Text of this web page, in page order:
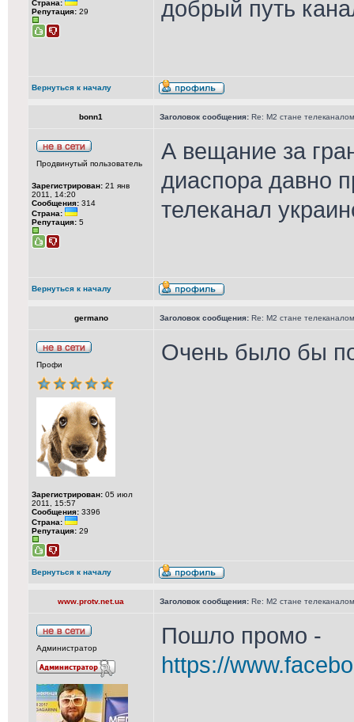
Страна:
Репутация: 29
добрый путь
Вернуться к началу
bonn1 Заголовок сообщения: Re: М2 стане телеканалом
Продвинутый пользователь
Зарегистрирован: 21 янв
2011, 14:20
Сообщения: 314
Страна:
Репутация: 5
А вещание за
диаспора давно
телеканал
Вернуться к началу
germano Заголовок сообщения: Re: М2 стане телеканалом
Профи
Зарегистрирован: 05 июл
2011, 15:57
Сообщения: 3396
Страна:
Репутация: 29
Очень было бы
Вернуться к началу
www.protv.net.ua Заголовок сообщения: Re: М2 стане телеканалом
Администратор
Пошло промо -
https://